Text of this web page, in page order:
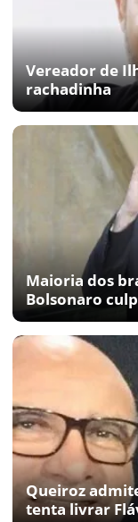
Vereador de
rachadinha
Maioria dos
Bolsonaro
Queiroz
tenta livrar